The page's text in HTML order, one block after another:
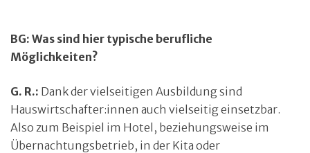
BG: Was sind hier typische berufliche
Möglichkeiten?
G. R.: Dank der vielseitigen Ausbildung sind
Hauswirtschafter:innen auch vielseitig einsetzbar.
Also zum Beispiel im Hotel, beziehungsweise im
Übernachtungsbetrieb, in der Kita oder